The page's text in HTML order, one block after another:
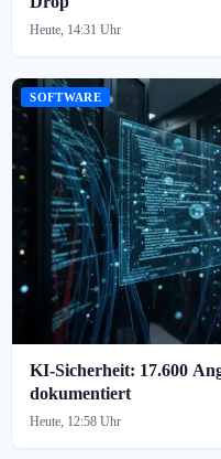
Heute, 14:31 Uhr
SOFTWARE
KI-Sicherheit: 17.600
dokumentiert
Heute, 12:58 Uhr